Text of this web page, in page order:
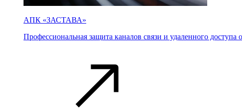
АПК «ЗАСТАВА»
Профессиональная защита каналов связи и удаленного доступа